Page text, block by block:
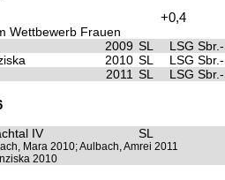
+0,4
Wettbewerb Frauen
2009 SL
LSG
2010 SL
LSG
2011 SL LSG
IV SL
Mara 2010; Aulbach, Amrei 2011
2010